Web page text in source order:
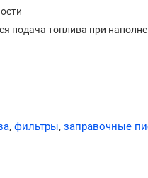
подача топлива при
, фильтры, заправочные